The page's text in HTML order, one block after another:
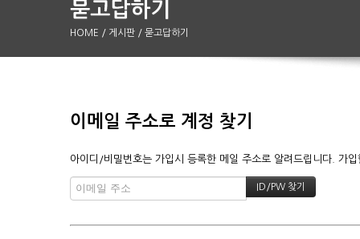
HOME / 게시판 / 묻고답하기
이메일 주소로 계정 찾기
아이디/비밀번호는 가입시 등록한 메일 주소로 알려드립니다. 가